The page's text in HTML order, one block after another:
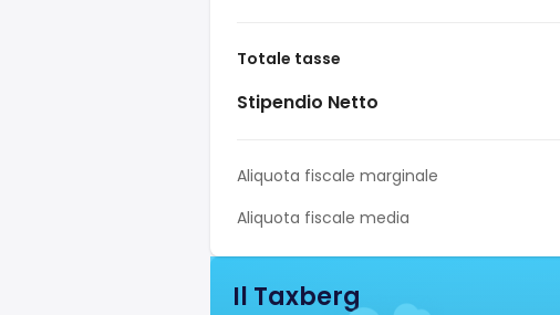
Totale tasse
Stipendio Netto
Aliquota fiscale marginale
Aliquota fiscale media
Il Taxberg